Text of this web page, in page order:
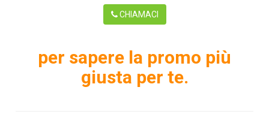
CHIAMACI
per sapere la promo più
giusta per te.